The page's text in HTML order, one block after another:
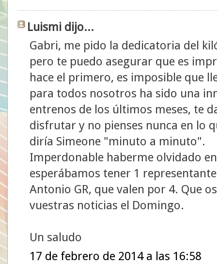
Luismi dijo...
Gabri, me pido la dedicatoria del
pero te puedo asegurar que es
hace el primero, es imposible que
para todos nosotros ha sido una
entrenos de los últimos meses, te
disfrutar y no pienses nunca en lo
diría Simeone "minuto a minuto".
Imperdonable haberme olvidado
esperábamos tener 1
Antonio GR, que valen por 4. Que
vuestras noticias el Domingo.
Un saludo
17 de febrero de 2014 a las 16:58